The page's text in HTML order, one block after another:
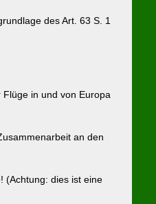
des Art. 63 S. 1
in und von Europa
an den
(Achtung: dies ist eine